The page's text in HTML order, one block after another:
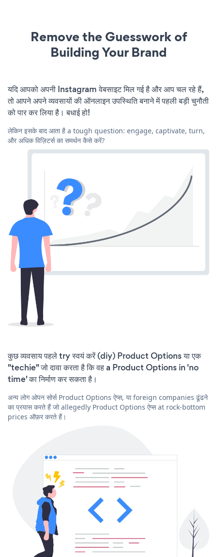
Remove the Guesswork of
Building Your Brand
यदि आपको अपनी Instagram वेबसाइट मिल गई है और आप चल रहे हैं,
तो आपने अपने व्यवसायों की ऑनलाइन उपस्थिति बनाने में पहली बड़ी चुनौती
को पार कर लिया है। बधाई हो!
लेकिन इसके बाद आता है a tough question: engage, captivate, turn,
और अधिक विज़िटर्स का समर्थन कैसे करें?
कुछ व्यवसाय पहले try स्वयं करें (diy) Product Options या एक
"techie" जो दावा करता है कि वह a Product Options in 'no
time' का निर्माण कर सकता है।
अन्य लोग ओपन सोर्स Product Options ऐप्स, या foreign companies ढूंढने
का प्रयास करते हैं जो allegedly Product Options ऐप्स at rock-bottom
prices ऑफ़र करते हैं।